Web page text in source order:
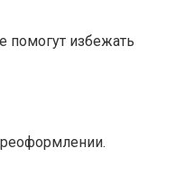
помогут избежать